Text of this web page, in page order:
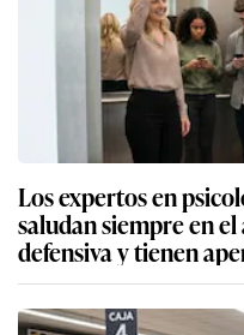
Los expertos en
saludan siempre en
defensiva y tienen